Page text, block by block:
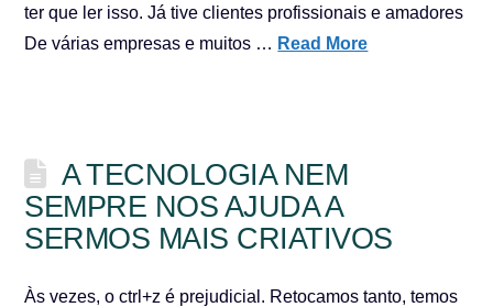
ter que ler isso. Já tive clientes profissionais e amadores
De várias empresas e muitos … Read More
A TECNOLOGIA NEM
SEMPRE NOS AJUDA A
SERMOS MAIS CRIATIVOS
Às vezes, o ctrl+z é prejudicial. Retocamos tanto, temos